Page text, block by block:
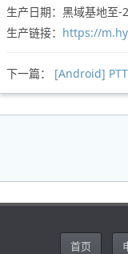
生产日期：黑域基地至-
生产链接： https://
下一篇： [Android]
首页